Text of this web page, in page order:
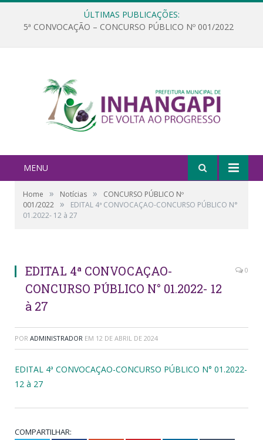
ÚLTIMAS PUBLICAÇÕES:
5ª CONVOCAÇÃO – CONCURSO PÚBLICO Nº 001/2022
MENU
Home » Notícias »
CONCURSO PÚBLICO Nº
001/2022 »
EDITAL 4ª CONVOCAÇAO-CONCURSO PÚBLICO N°
01.2022- 12 à 27
EDITAL 4ª CONVOCAÇAO-
CONCURSO PÚBLICO N° 01.2022- 12
à 27
0
POR ADMINISTRADOR EM 12 DE ABRIL DE 2024
EDITAL 4ª CONVOCAÇAO-CONCURSO PÚBLICO N° 01.2022-
12 à 27
COMPARTILHAR: